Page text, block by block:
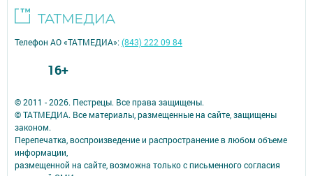
© 2011 - 2026. Пестрецы. Все права защищены.
© ТАТМЕДИА. Все материалы, размещенные на сайте, защищены
законом.
Перепечатка, воспроизведение и распространение в любом объеме
информации,
размещенной на сайте, возможна только с письменного согласия
Телефон АО «ТАТМЕДИА»:(843) 222 09 84
16+